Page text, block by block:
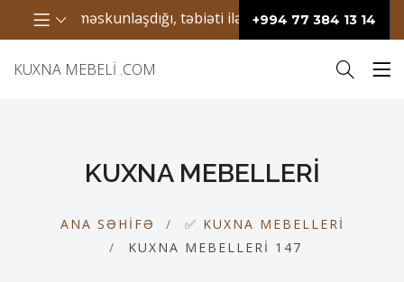
məskunlaşdığı, təbiəti ilə seçilən bir ərazidir.
+994 77 384 13 14
KUXNA MEBELI .COM
KUXNA MEBELLERI
ANA SƏHIFƏ
✅ KUXNA MEBELLERI
KUXNA MEBELLERI 147